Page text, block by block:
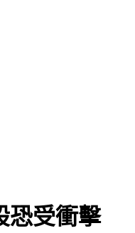
恐受衝擊